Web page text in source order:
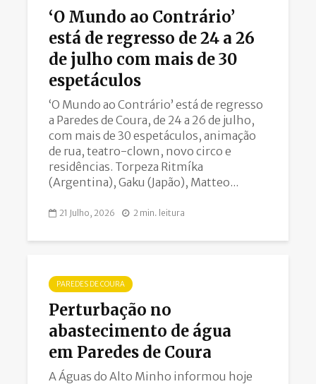
‘O Mundo ao Contrário’
está de regresso de 24 a 26
de julho com mais de 30
espetáculos
‘O Mundo ao Contrário’ está de regresso
a Paredes de Coura, de 24 a 26 de julho,
com mais de 30 espetáculos, animação
de rua, teatro-clown, novo circo e
residências. Torpeza Ritmíka
(Argentina), Gaku (Japão), Matteo...
21 Julho, 2026 2 min. leitura
PAREDES DE COURA
Perturbação no
abastecimento de água
em Paredes de Coura
A Águas do Alto Minho informou hoje